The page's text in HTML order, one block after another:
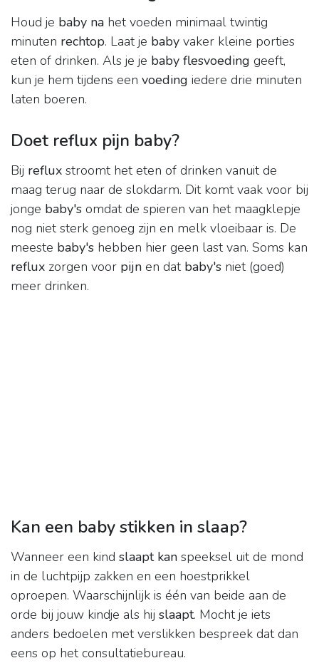
Houd je baby na het voeden minimaal twintig
minuten rechtop. Laat je baby vaker kleine porties
eten of drinken. Als je je baby flesvoeding geeft,
kun je hem tijdens een voeding iedere drie minuten
laten boeren.
Doet reflux pijn baby?
Bij reflux stroomt het eten of drinken vanuit de
maag terug naar de slokdarm. Dit komt vaak voor bij
jonge baby's omdat de spieren van het maagklepje
nog niet sterk genoeg zijn en melk vloeibaar is. De
meeste baby's hebben hier geen last van. Soms kan
reflux zorgen voor pijn en dat baby's niet (goed)
meer drinken.
Kan een baby stikken in slaap?
Wanneer een kind slaapt kan speeksel uit de mond
in de luchtpijp zakken en een hoestprikkel
oproepen. Waarschijnlijk is één van beide aan de
orde bij jouw kindje als hij slaapt. Mocht je iets
anders bedoelen met verslikken bespreek dat dan
eens op het consultatiebureau.